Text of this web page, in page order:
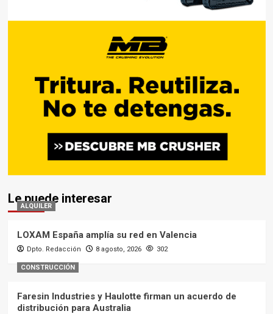
Le puede interesar
ALQUILER
LOXAM España amplía su red en Valencia
Dpto. Redacción 8 agosto, 2026 302
CONSTRUCCIÓN
Faresin Industries y Haulotte firman un acuerdo de
distribución para Australia